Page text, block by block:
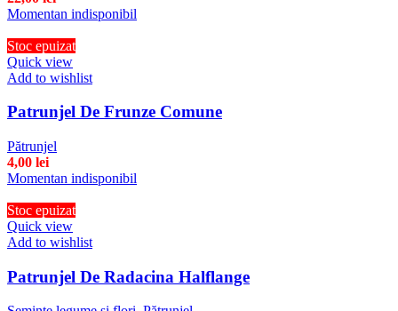
Momentan indisponibil
Stoc epuizat
Quick view
Add to wishlist
Patrunjel De Frunze Comune
Pătrunjel
4,00 lei
Momentan indisponibil
Stoc epuizat
Quick view
Add to wishlist
Patrunjel De Radacina Halflange